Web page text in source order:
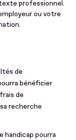
professionnel.
ou votre
de
bénéficier
de
recherche
handicap pourra